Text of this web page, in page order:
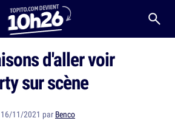
d'aller voir
sur scène
16/11/2021 par Benco